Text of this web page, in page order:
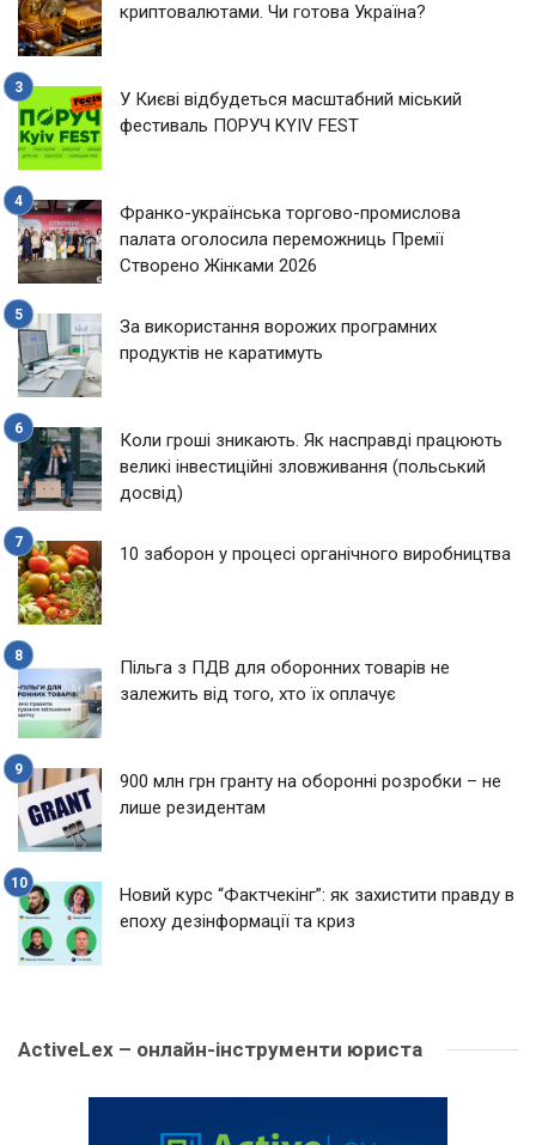
криптовалютами. Чи готова Україна?
У Києві відбудеться масштабний міський
фестиваль ПОРУЧ KYIV FEST
Франко-українська торгово-промислова
палата оголосила переможниць Премії
Створено Жінками 2026
За використання ворожих програмних
продуктів не каратимуть
Коли гроші зникають. Як насправді працюють
великі інвестиційні зловживання (польський
досвід)
10 заборон у процесі органічного виробництва
Пільга з ПДВ для оборонних товарів не
залежить від того, хто їх оплачує
900 млн грн гранту на оборонні розробки – не
лише резидентам
Новий курс “Фактчекінг”: як захистити правду в
епоху дезінформації та криз
ActiveLex – онлайн-інструменти юриста